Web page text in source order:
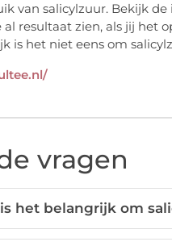
van salicylzuur. Bekijk
resultaat zien, als jij het
is het niet eens om
vragen
het belangrijk om